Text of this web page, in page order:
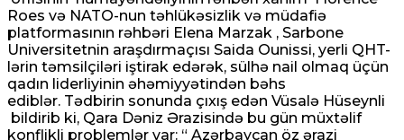
Roes və NATO-nun təhlükəsizlik və müdafiə
platformasının rəhbəri Elena Marzak , Sarbone
Universitetnin araşdırmaçısı Saida Ounissi, yerli QHT-
lərin təmsilçiləri iştirak edərək, sülhə nail olmaq üçün
qadın liderliyinin əhəmiyyətindən bəhs
ediblər. Tədbirin sonunda çıxış edən Vüsalə Hüseynli
bildirib ki, Qara Dəniz Ərazisində bu gün müxtəlif
konflikli problemlər var: “ Azərbaycan öz ərazi